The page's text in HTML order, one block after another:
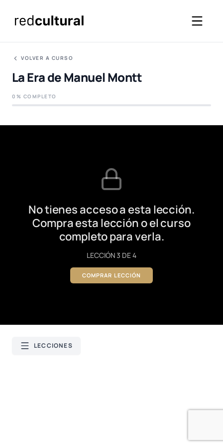
VOLVER A CURSO
La Era de Manuel Montt
0% COMPLETO
No tienes acceso a esta lección.
Compra esta lección o el curso
completo para verla.
LECCIÓN 3 DE 4
COMPRAR LECCIÓN
LECCIONES